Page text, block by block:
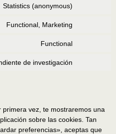
Statistics (anonymous)
Functional, Marketing
Functional
de investigación
vez, te mostraremos una
sobre las cookies. Tan
preferencias», aceptas que